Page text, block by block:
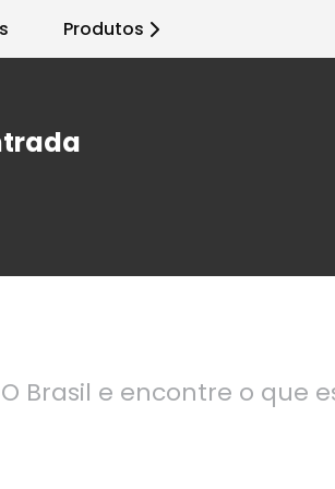
Produtos
Brasil e encontre o